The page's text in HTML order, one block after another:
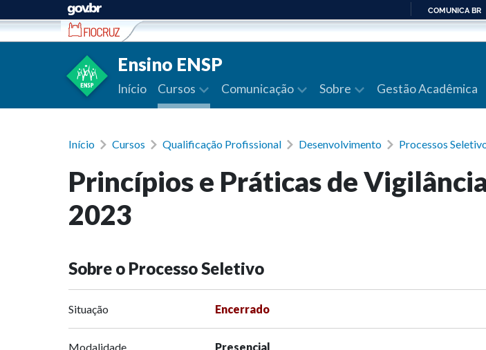
Ir para conteúdo
PARA
COMUNICA BR
Ensino ENSP
Início Cursos Comunicação Sobre Gestão Acadêmica
Início Cursos Qualificação Profissional Desenvolvimento Processos
Princípios e Práticas de
2023
Sobre o Processo Seletivo
Situação Encerrado
Modalidade Presencial